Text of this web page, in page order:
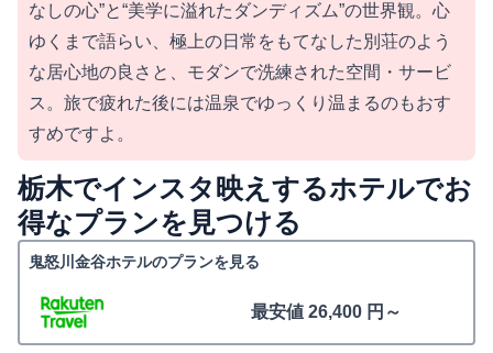
なしの心”と“美学に溢れたダンディズム”の世界観。心
ゆくまで語らい、極上の日常をもてなした別荘のよう
な居心地の良さと、モダンで洗練された空間・サービ
ス。旅で疲れた後には温泉でゆっくり温まるのもおす
すめですよ。
栃木でインスタ映えするホテルでお
得なプランを見つける
鬼怒川金谷ホテルのプランを見る
最安値 26,400 円～